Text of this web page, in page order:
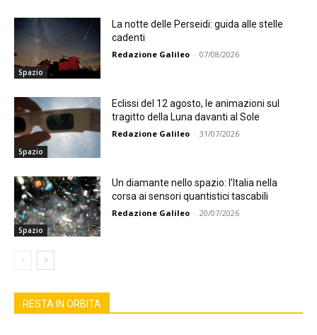
Spazio
La notte delle Perseidi: guida alle stelle
cadenti
Redazione Galileo - 07/08/2026
Spazio
Eclissi del 12 agosto, le animazioni sul
tragitto della Luna davanti al Sole
Redazione Galileo - 31/07/2026
Spazio
Un diamante nello spazio: l’Italia nella
corsa ai sensori quantistici tascabili
Redazione Galileo - 20/07/2026
RESTA IN ORBITA